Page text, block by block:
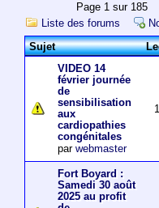
Page 1 sur
Liste des forums
Sujet
VIDEO 14
février journée
de
sensibilisation
aux
cardiopathies
congénitales
par webmaster
Fort Boyard :
Samedi 30 août
2025 au profit